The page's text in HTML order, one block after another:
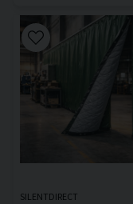
SILENTDIRECT